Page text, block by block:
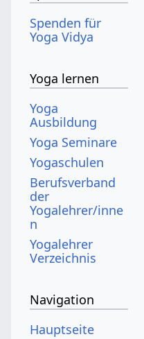
Spenden für
Yoga Vidya
Yoga lernen
Yoga
Ausbildung
Yoga Seminare
Yogaschulen
Berufsverband
der
Yogalehrer/inne
n
Yogalehrer
Verzeichnis
Navigation
Hauptseite